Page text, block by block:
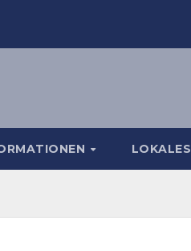
LOKALES